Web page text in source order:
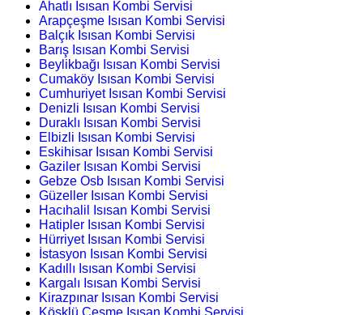
Ahatlı Isısan Kombi Servisi
Arapçeşme Isısan Kombi Servisi
Balçık Isısan Kombi Servisi
Barış Isısan Kombi Servisi
Beylikbağı Isısan Kombi Servisi
Cumaköy Isısan Kombi Servisi
Cumhuriyet Isısan Kombi Servisi
Denizli Isısan Kombi Servisi
Duraklı Isısan Kombi Servisi
Elbizli Isısan Kombi Servisi
Eskihisar Isısan Kombi Servisi
Gaziler Isısan Kombi Servisi
Gebze Osb Isısan Kombi Servisi
Güzeller Isısan Kombi Servisi
Hacıhalil Isısan Kombi Servisi
Hatipler Isısan Kombi Servisi
Hürriyet Isısan Kombi Servisi
İstasyon Isısan Kombi Servisi
Kadıllı Isısan Kombi Servisi
Kargalı Isısan Kombi Servisi
Kirazpınar Isısan Kombi Servisi
Köşklü Çeşme Isısan Kombi Servisi